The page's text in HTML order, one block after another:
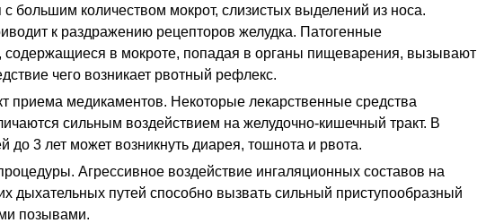
с большим количеством мокрот, слизистых выделений из носа.
к раздражению рецепторов желудка. Патогенные
содержащиеся в мокроте, попадая в органы пищеварения, вызывают
чего возникает рвотный рефлекс.
приема медикаментов. Некоторые лекарственные средства
сильным воздействием на желудочно-кишечный тракт. В
до 3 лет может возникнуть диарея, тошнота и рвота.
Агрессивное воздействие ингаляционных составов на
дыхательных путей способно вызвать сильный приступообразный
позывами.